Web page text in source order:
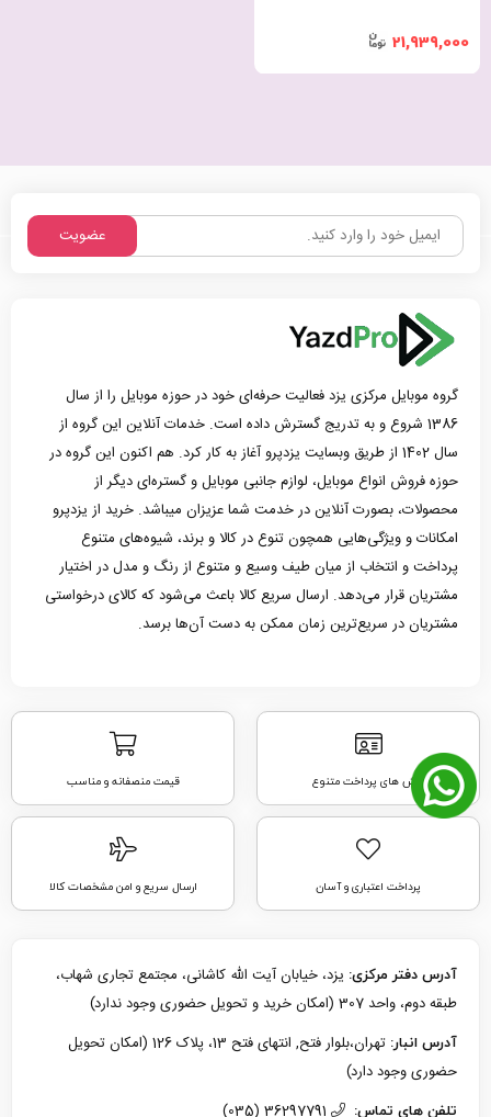
21,939,000
عضویت
گروه موبایل مرکزی یزد فعالیت حرفه‌ای خود در حوزه موبایل را از سال
1386 شروع و به تدریج گسترش داده است. خدمات آنلاین این گروه از
سال 1402 از طریق وبسایت یزدپرو آغاز به کار کرد. هم اکنون این گروه در
حوزه فروش انواع موبایل، لوازم جانبی موبایل و گستره‌ای دیگر از
محصولات، بصورت آنلاین در خدمت شما عزیزان میباشد. خرید از یزدپرو
امکانات و ویژگی‌هایی همچون تنوع در کالا و برند، شیوه‌های متنوع
پرداخت و انتخاب از میان طیف وسیع و متنوع از رنگ و مدل در اختیار
مشتریان قرار می‌دهد. ارسال سریع کالا باعث می‌شود که کالای درخواستی
مشتریان در سریع‌ترین زمان ممکن به دست آن‌ها برسد.
روش های پرداخت متنوع قیمت منصفانه و مناسب
پرداخت اعتباری و آسان ارسال سریع و امن مشخصات کالا
آدرس دفتر مرکزی: یزد، خیابان آیت الله کاشانی، مجتمع تجاری شهاب،
طبقه دوم، واحد 307 (امکان خرید و تحویل حضوری وجود ندارد)
آدرس انبار:
تهران،بلوار فتح, انتهای فتح 13، پلاک 126 (امکان تحویل
حضوری وجود دارد)
تلفن های تماس: